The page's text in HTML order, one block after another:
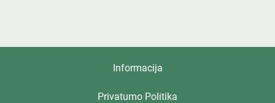
Informacija
Privatumo Politika